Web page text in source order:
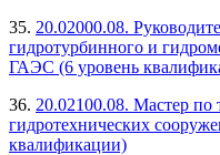
35. 20.02000.08.
гидротурбинного и
ГАЭС (6 уровень
36. 20.02100.08. Мастер
гидротехнических
квалификации)